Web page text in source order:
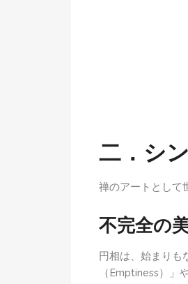
二．シ
禅のアートとして
不完全の
円相は、始まりも
（Emptiness）」